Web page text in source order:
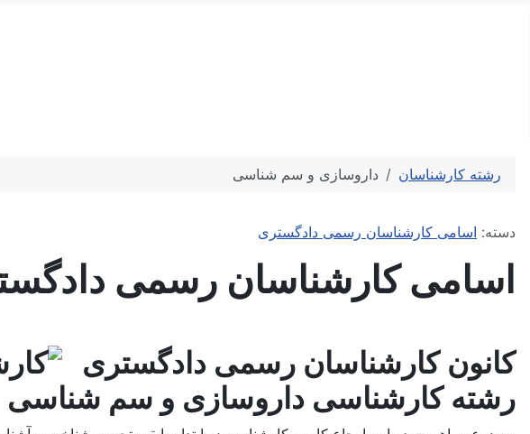
رشته کارشناسان داروسازی و سم شناسی
توضیحات
دسته: اسامی کارشناسان رسمی دادگستری
اسامی کارشناسان رسمی
کانون کارشناسان رسمی دادگستری
رشته کارشناسی داروسازی و سم شناسی